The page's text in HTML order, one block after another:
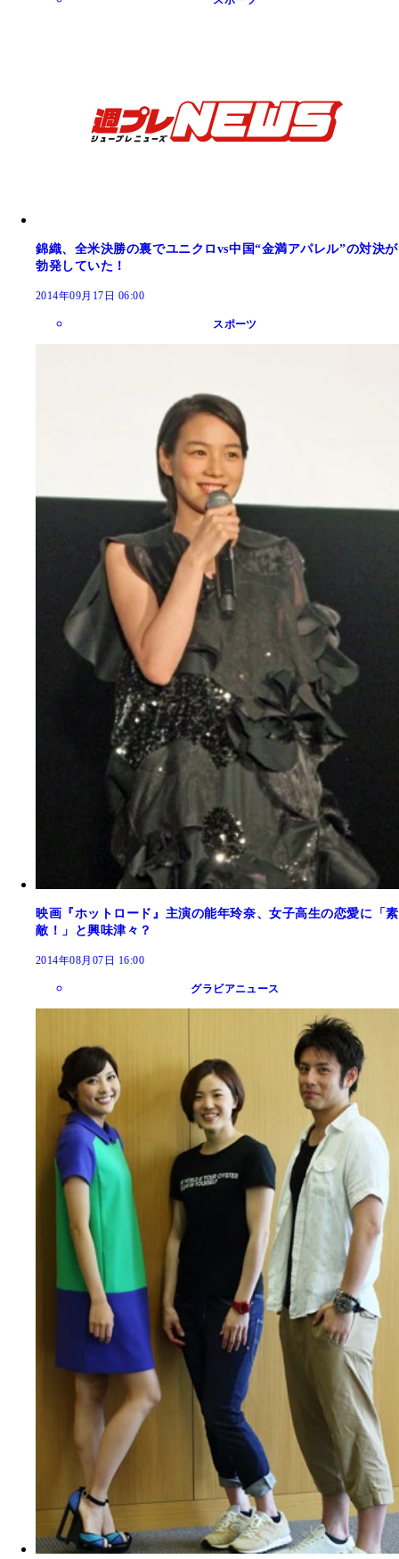
錦織、全米決勝の裏でユニクロvs中国“金満アパレル”の対決が
勃発していた！
2014年09月17日 06:00
スポーツ
映画『ホットロード』主演の能年玲奈、女子高生の恋愛に「素
敵！」と興味津々？
2014年08月07日 16:00
グラビアニュース